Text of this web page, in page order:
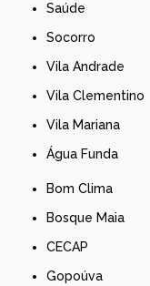
Saúde
Socorro
Vila Andrade
Vila Clementino
Vila Mariana
Água Funda
Bom Clima
Bosque Maia
CECAP
Gopoúva